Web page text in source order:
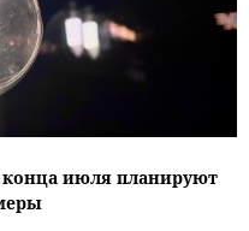
конца июля планируют